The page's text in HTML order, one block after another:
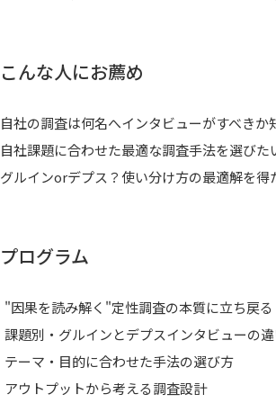
こんな人にお薦め
自社の調査は何名へインタビューがすべきか
自社課題に合わせた最適な調査手法を選びた
グルインorデプス？使い分け方の最適解を得
プログラム
"因果を読み解く"定性調査の本質に立ち戻る
課題別・グルインとデプスインタビューの
テーマ・目的に合わせた手法の選び方
アウトプットから考える調査設計